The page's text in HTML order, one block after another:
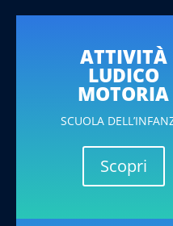
ATTIVITÀ
LUDICO
MOTORIA
SCUOLA
Scopri